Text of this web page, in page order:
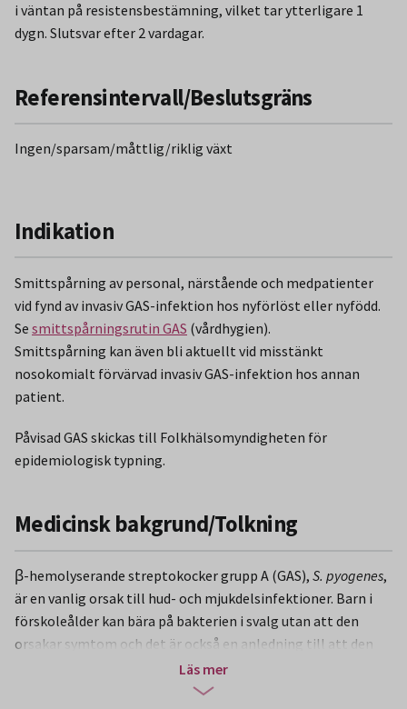
i väntan på resistensbestämning, vilket tar ytterligare 1
dygn. Slutsvar efter 2 vardagar.
Referensintervall/Beslutsgräns
Ingen/sparsam/måttlig/riklig växt
Indikation
Smittspårning av personal, närstående och medpatienter
vid fynd av invasiv GAS-infektion hos nyförlöst eller nyfödd.
Se smittspårningsrutin GAS (vårdhygien).
Smittspårning kan även bli aktuellt vid misstänkt
nosokomialt förvärvad invasiv GAS-infektion hos annan
patient.
Påvisad GAS skickas till Folkhälsomyndigheten för
epidemiologisk typning.
Medicinsk bakgrund/Tolkning
β-hemolyserande streptokocker grupp A (GAS), S. pyogenes,
är en vanlig orsak till hud- och mjukdelsinfektioner. Barn i
förskoleålder kan bära på bakterien i svalg utan att den
orsakar symtom och det är också en anledning till att den
sprids i framförallt barngrupper. Vanliga infektioner är
halsfluss, svinkoppor, nagelbandsinfektion och ytliga
Läs mer